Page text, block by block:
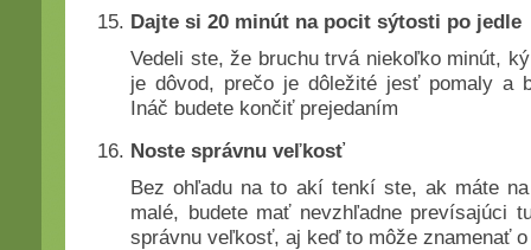
Dajte si 20 minút na pocit sýtosti po jedle
Vedeli ste, že bruchu trvá niekoľko minút,
je dôvod, prečo je dôležité jesť pomaly a
Ináč budete končiť prejedaním
Noste správnu veľkosť
Bez ohľadu na to akí tenkí ste, ak máte
malé, budete mať nevzhľadne prevísajúci
správnu veľkosť, aj keď to môže znamenať